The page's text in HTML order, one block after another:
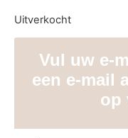
Uitverkocht
Vul uw e-
een e-mail
op